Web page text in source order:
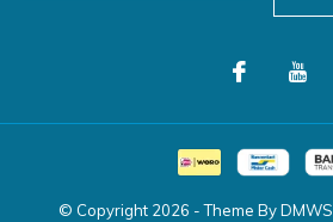
© Copyright 2026 - Theme ByDMWS